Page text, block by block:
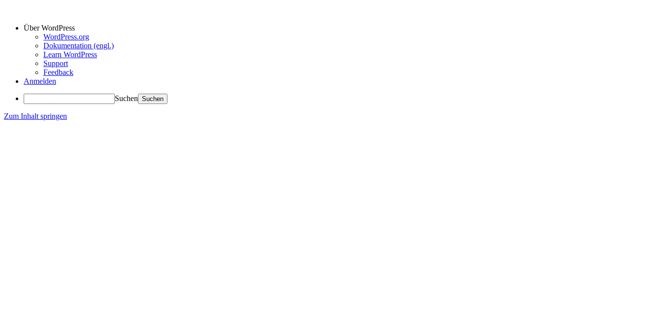
Über WordPress
WordPress.org
Dokumentation (engl.)
Learn WordPress
Support
Feedback
Anmelden
Suchen
Zum Inhalt springen